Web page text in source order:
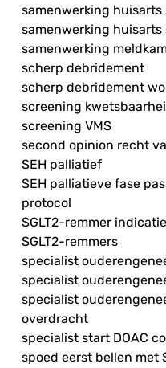
samenwerking huisarts
samenwerking
samenwerking
scherp debridement
scherp debridement
screening
screening VMS
second opinion recht
SEH palliatief
SEH palliatieve fase
protocol
SGLT2-remmer
SGLT2-remmers
specialist
specialist
specialist
overdracht
specialist start DOAC
spoed eerst bellen met